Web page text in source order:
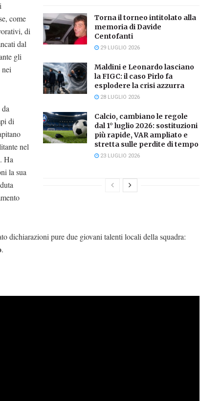
Torna il torneo intitolato alla
memoria di Davide
Centofanti
29 LUGLIO 2026
Maldini e Leonardo lasciano
la FIGC: il caso Pirlo fa
esplodere la crisi azzurra
28 LUGLIO 2026
Calcio, cambiano le regole
dal 1° luglio 2026: sostituzioni
più rapide, VAR ampliato e
stretta sulle perdite di tempo
23 LUGLIO 2026
come
di
dal
gli
da
di
nel
Ha
la sua
dichiarazioni pure due giovani talenti locali della squadra:
.